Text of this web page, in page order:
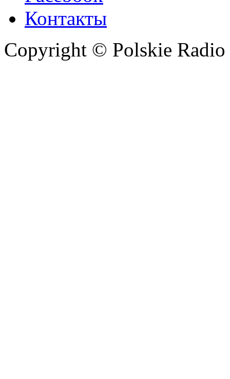
Контакты
Copyright © Polskie